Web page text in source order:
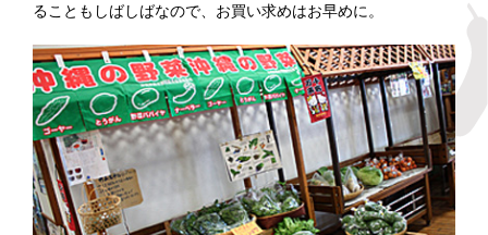
ることもしばしばなので、お買い求めはお早めに。